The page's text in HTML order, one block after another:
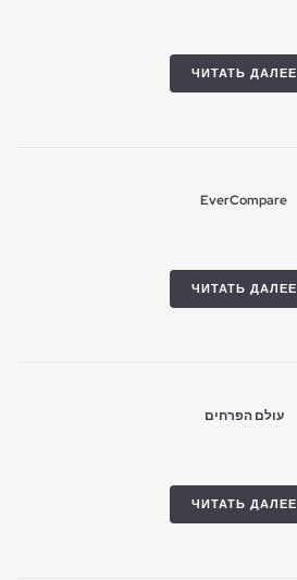
ЧИТАТЬ ДАЛЕЕ
EverCompare
ЧИТАТЬ ДАЛЕЕ
עולם הפרחים
ЧИТАТЬ ДАЛЕЕ